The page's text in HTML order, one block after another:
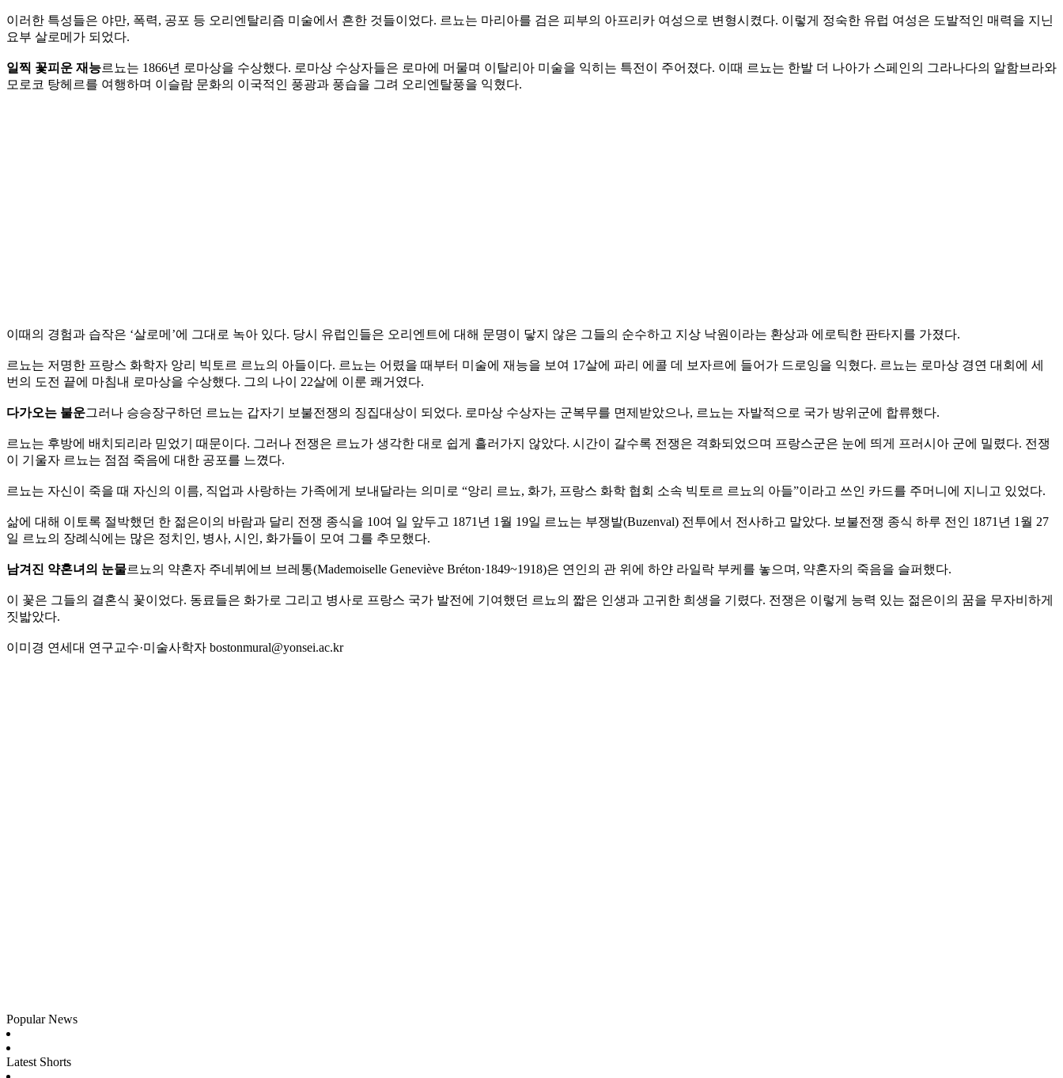
이러한 특성들은 야만, 폭력, 공포 등 오리엔탈리즘 미술에서 흔한 것들이었다. 르뇨는 마리아를 검은 피부의 아프리카 여성으로 변형시켰다. 이렇게 정숙한 유럽 여성은 도발적인 매력을 지닌
요부 살로메가 되었다.
일찍 꽃피운 재능르뇨는 1866년 로마상을 수상했다. 로마상 수상자들은 로마에 머물며 이탈리아 미술을 익히는 특전이 주어졌다. 이때 르뇨는 한발 더 나아가 스페인의 그라나다의 알함브라와
모로코 탕헤르를 여행하며 이슬람 문화의 이국적인 풍광과 풍습을 그려 오리엔탈풍을 익혔다.
이때의 경험과 습작은 ‘살로메’에 그대로 녹아 있다. 당시 유럽인들은 오리엔트에 대해 문명이 닿지 않은 그들의 순수하고 지상 낙원이라는 환상과 에로틱한 판타지를 가졌다.
르뇨는 저명한 프랑스 화학자 앙리 빅토르 르뇨의 아들이다. 르뇨는 어렸을 때부터 미술에 재능을 보여 17살에 파리 에콜 데 보자르에 들어가 드로잉을 익혔다. 르뇨는 로마상 경연 대회에 세
번의 도전 끝에 마침내 로마상을 수상했다. 그의 나이 22살에 이룬 쾌거였다.
다가오는 불운그러나 승승장구하던 르뇨는 갑자기 보불전쟁의 징집대상이 되었다. 로마상 수상자는 군복무를 면제받았으나, 르뇨는 자발적으로 국가 방위군에 합류했다.
르뇨는 후방에 배치되리라 믿었기 때문이다. 그러나 전쟁은 르뇨가 생각한 대로 쉽게 흘러가지 않았다. 시간이 갈수록 전쟁은 격화되었으며 프랑스군은 눈에 띄게 프러시아 군에 밀렸다. 전쟁
이 기울자 르뇨는 점점 죽음에 대한 공포를 느꼈다.
르뇨는 자신이 죽을 때 자신의 이름, 직업과 사랑하는 가족에게 보내달라는 의미로 “앙리 르뇨, 화가, 프랑스 화학 협회 소속 빅토르 르뇨의 아들”이라고 쓰인 카드를 주머니에 지니고 있었다.
삶에 대해 이토록 절박했던 한 젊은이의 바람과 달리 전쟁 종식을 10여 일 앞두고 1871년 1월 19일 르뇨는 부쟁발(Buzenval) 전투에서 전사하고 말았다. 보불전쟁 종식 하루 전인 1871년 1월 27
일 르뇨의 장례식에는 많은 정치인, 병사, 시인, 화가들이 모여 그를 추모했다.
남겨진 약혼녀의 눈물르뇨의 약혼자 주네뷔에브 브레통(Mademoiselle Geneviève Bréton·1849~1918)은 연인의 관 위에 하얀 라일락 부케를 놓으며, 약혼자의 죽음을 슬퍼했다.
이 꽃은 그들의 결혼식 꽃이었다. 동료들은 화가로 그리고 병사로 프랑스 국가 발전에 기여했던 르뇨의 짧은 인생과 고귀한 희생을 기렸다. 전쟁은 이렇게 능력 있는 젊은이의 꿈을 무자비하게
짓밟았다.
이미경 연세대 연구교수·미술사학자 bostonmural@yonsei.ac.kr
Popular News
Latest Shorts